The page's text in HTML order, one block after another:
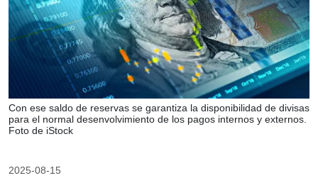
Con ese saldo de reservas se garantiza la disponibilidad de divisas
para el normal desenvolvimiento de los pagos internos y externos.
Foto de iStock
2025-08-15